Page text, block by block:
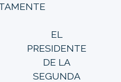
EL
PRESIDENTE
DE LA
SEGUNDA